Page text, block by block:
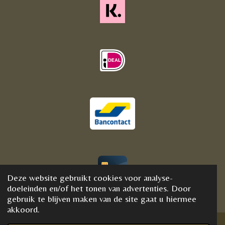
Deze website gebruikt cookies voor analyse-
doeleinden en/of het tonen van advertenties. Door
gebruik te blijven maken van de site gaat u hiermee
akkoord.
© 2020 - 2021 BijFannyWellness&Crystals